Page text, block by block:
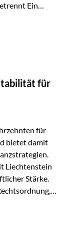
Ein
Konkret
nicht zur
ausschließlich
für
für
bietet damit
Liechtenstein
Stärke.
schafft